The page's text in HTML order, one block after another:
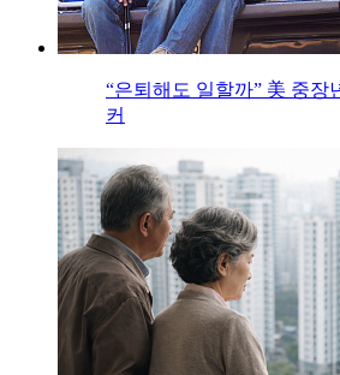
“은퇴해도 일할까” 美 중장
커